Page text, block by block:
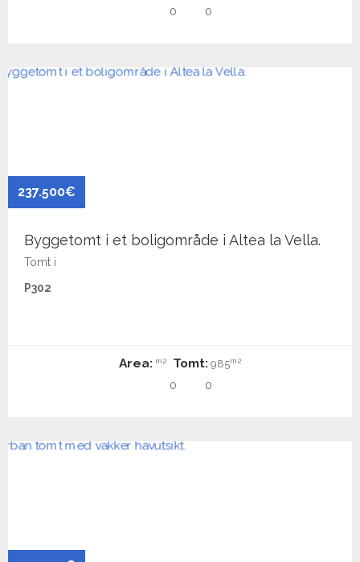
0 0
237.500€
Byggetomt i et boligområde i Altea la Vella.
Tomt i
P302
Area: m2 Tomt: 985m2
0 0